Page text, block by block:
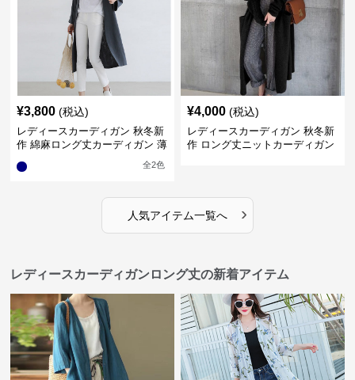
¥3,800 (税込)
レディースカーディガン 秋冬新
作 綿麻ロング丈カーディガン 薄
全2色
¥4,000 (税込)
レディースカーディガン 秋冬新
作 ロング丈ニットカーディガン
人気アイテム一覧へ ›
レディースカーディガンロング丈の新着アイテム